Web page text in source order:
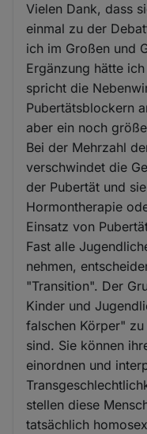
Vielen Dank, dass
einmal zu der
ich im Großen und
Ergänzung hätte
spricht die
Pubertätsblockern
aber ein noch
Bei der Mehrzahl
verschwindet die
der Pubertät und
Hormontherapie
Einsatz von
Fast alle
nehmen,
"Transition". Der
Kinder und
falschen Körper"
sind. Sie können
einordnen und
stellen diese
tatsächlich